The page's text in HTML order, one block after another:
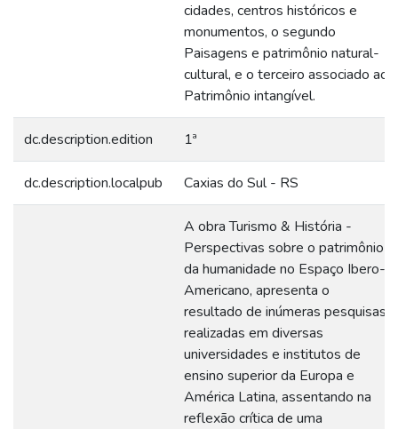
cidades, centros históricos e
monumentos, o segundo
Paisagens e patrimônio natural-
cultural, e o terceiro associado ao
Patrimônio intangível.
dc.description.edition 1ª
dc.description.localpub Caxias do Sul - RS
A obra Turismo & História -
Perspectivas sobre o patrimônio
da humanidade no Espaço Ibero-
Americano, apresenta o
resultado de inúmeras pesquisas
realizadas em diversas
universidades e institutos de
ensino superior da Europa e
América Latina, assentando na
reflexão crítica de uma